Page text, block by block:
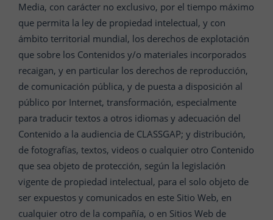
Media, con carácter no exclusivo, por el tiempo máximo
que permita la ley de propiedad intelectual, y con
ámbito territorial mundial, los derechos de explotación
que sobre los Contenidos y/o materiales incorporados
recaigan, y en particular los derechos de reproducción,
de comunicación pública, y de puesta a disposición al
público por Internet, transformación, especialmente
para traducir textos a otros idiomas y adecuación del
Contenido a la audiencia de CLASSGAP; y distribución,
de fotografías, textos, videos o cualquier otro Contenido
que sea objeto de protección, según la legislación
vigente de propiedad intelectual, para el solo objeto de
ser expuestos y comunicados en este Sitio Web, en
cualquier otro de la compañía, o en Sitios Web de